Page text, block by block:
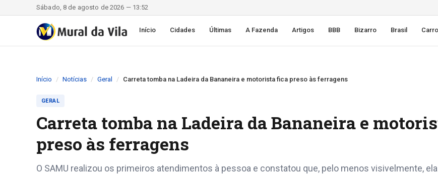
Sábado, 8 de agosto de 2026 — 13:52
Início Cidades Últimas A Fazenda Artigos BBB Bizarro Brasil
Início Notícias Geral Carreta tomba na Ladeira da Bananeira e motorista fica preso às ferragens
GERAL
Carreta tomba na Ladeira da Bananeira e
preso às ferragens
O SAMU realizou os primeiros atendimentos à pessoa e constatou que, pelo menos visivelmente,